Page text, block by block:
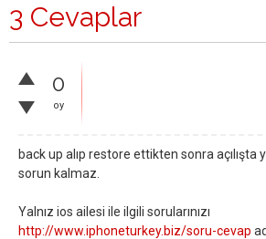
3 Cevaplar
0
oy
back up alıp restore ettikten sonra açılışta
sorun kalmaz.
Yalnız ios ailesi ile ilgili sorularınızı
http://www.iphoneturkey.biz/soru-cevap